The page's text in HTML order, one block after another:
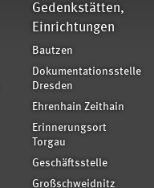
Gedenkstätten,
Einrichtungen
Bautzen
Dokumentationsstelle
Dresden
Ehrenhain Zeithain
Erinnerungsort
Torgau
Geschäftsstelle
Großschweidnitz